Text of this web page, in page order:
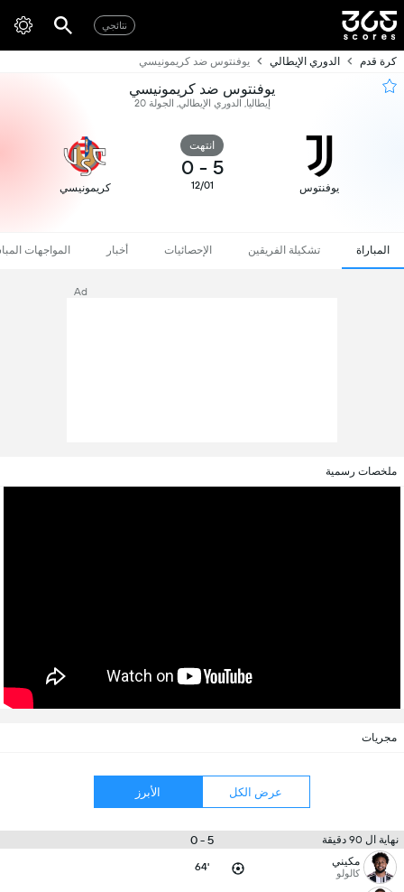
نتائجي
كرة قدم الدوري الإيطالي يوفنتوس ضد كريمونيسي
يوفنتوس ضد كريمونيسي
إيطاليا, الدوري الإيطالي, الجولة 20
يوفنتوس
انتهت
5
-
0
12/01 كريمونيسي
المباراة تشكيلة الفريقين الإحصائيات أخبار المواجهات
Ad
ملخصات رسمية
مجريات
عرض الكل الأبرز
نهاية ال 90 دقيقة 5 - 0
مكيني
كالولو 64'